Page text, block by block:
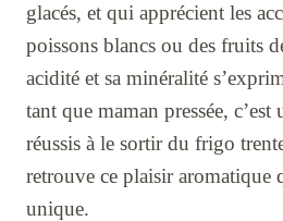
glacés, et qui apprécient les
poissons blancs ou des fruits
acidité et sa minéralité
tant que maman pressée,
réussis à le sortir du frigo
retrouve ce plaisir aromatique
unique.